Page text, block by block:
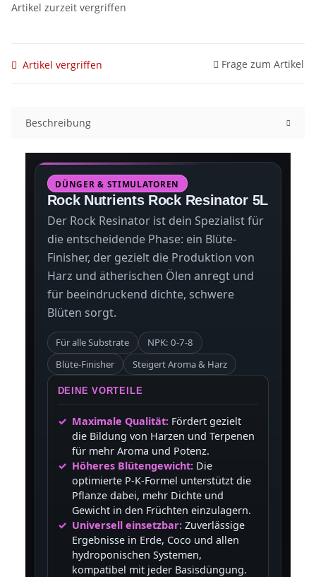
Artikel zurzeit vergriffen
Artikel vergriffen Frage zum Artikel
Beschreibung
DÜNGER & STIMULATOREN
Rock Nutrients Rock Resinator 5L
Der Rock Resinator ist dein Spezialist für
die entscheidende Phase: ein Blüte-
Finisher, der gezielt die Produktion von
Harz und ätherischen Ölen anregt und
für beeindruckend dichte, schwere
Blüten sorgt.
Für alle Substrate
NPK: 0-7-8
Blüte-Finisher
Steigert Aroma & Harz
DEINE VORTEILE
Maximale Qualität:Fördert gezielt
die Bildung von Harzen und Terpenen
für mehr Aroma und Potenz.
Höheres Blütengewicht:Die
optimierte P-K-Formel unterstützt die
Pflanze dabei, mehr Dichte und
Gewicht in den Früchten einzulagern.
Universell einsetzbar:Zuverlässige
Ergebnisse in Erde, Coco und allen
hydroponischen Systemen,
kompatibel mit jeder Basisdüngung.